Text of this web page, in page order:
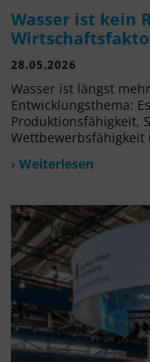
Wasser ist kein
28.05.2026
Wasser ist längst
Entwicklungsthema:
Produktionsfähigkeit,
› Weiterlesen